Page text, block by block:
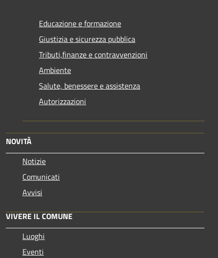
Educazione e formazione
Giustizia e sicurezza pubblica
Tributi,finanze e contravvenzioni
Ambiente
Salute, benessere e assistenza
Autorizzazioni
NOVITÀ
Notizie
Comunicati
Avvisi
VIVERE IL COMUNE
Luoghi
Eventi